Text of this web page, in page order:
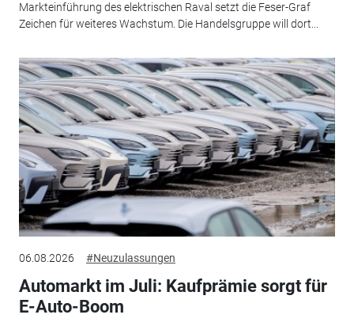
Markteinführung des elektrischen Raval setzt die Feser-Graf
Zeichen für weiteres Wachstum. Die Handelsgruppe will dort...
06.08.2026 #Neuzulassungen
Automarkt im Juli: Kaufprämie sorgt für
E-Auto-Boom